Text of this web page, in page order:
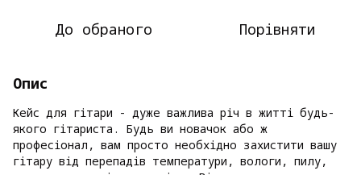
До обраного Порівняти
Опис
Кейс для гітари - дуже важлива річ в житті будь-
якого гітариста. Будь ви новачок або ж
професіонал, вам просто необхідно захистити вашу
гітару від перепадів температури, вологи, пилу,